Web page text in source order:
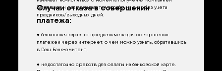
Случаи отказа в совершении
платежа:
● банковская карта не предназначена для совершения
платежей через интернет, о чем можно узнать, обратившись
в Ваш Банк-эмитент;
● недостаточно средств для оплаты на банковской карте.
Заявления и рассчитывается в рабочих днях без учета
праздников/выходных дней.